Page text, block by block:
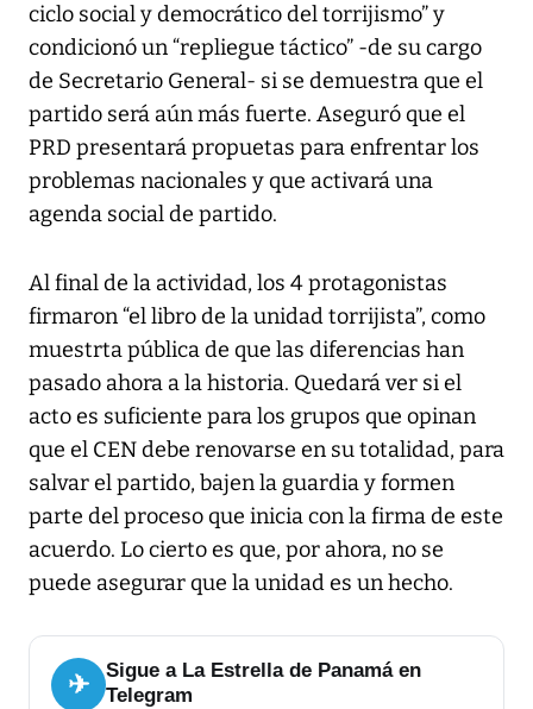
ciclo social y democrático del torrijismo” y
condicionó un “repliegue táctico” -de su cargo
de Secretario General- si se demuestra que el
partido será aún más fuerte. Aseguró que el
PRD presentará propuetas para enfrentar los
problemas nacionales y que activará una
agenda social de partido.
Al final de la actividad, los 4 protagonistas
firmaron “el libro de la unidad torrijista”, como
muestrta pública de que las diferencias han
pasado ahora a la historia. Quedará ver si el
acto es suficiente para los grupos que opinan
que el CEN debe renovarse en su totalidad, para
salvar el partido, bajen la guardia y formen
parte del proceso que inicia con la firma de este
acuerdo. Lo cierto es que, por ahora, no se
puede asegurar que la unidad es un hecho.
✈
Sigue a La Estrella de Panamá en
Telegram